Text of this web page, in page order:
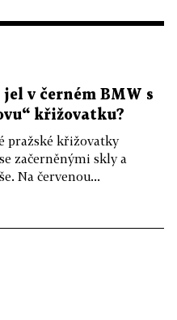
jel v černém BMW s
křižovatku?
pražské křižovatky
začerněnými skly a
Na červenou...